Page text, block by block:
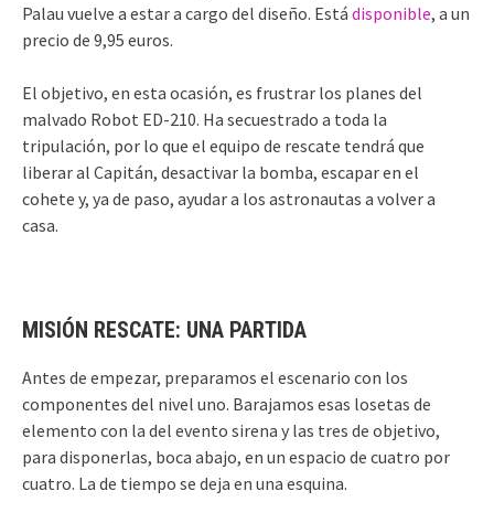
Palau vuelve a estar a cargo del diseño. Está disponible, a un
precio de 9,95 euros.
El objetivo, en esta ocasión, es frustrar los planes del
malvado Robot ED-210. Ha secuestrado a toda la
tripulación, por lo que el equipo de rescate tendrá que
liberar al Capitán, desactivar la bomba, escapar en el
cohete y, ya de paso, ayudar a los astronautas a volver a
casa.
MISIÓN RESCATE: UNA PARTIDA
Antes de empezar, preparamos el escenario con los
componentes del nivel uno. Barajamos esas losetas de
elemento con la del evento sirena y las tres de objetivo,
para disponerlas, boca abajo, en un espacio de cuatro por
cuatro. La de tiempo se deja en una esquina.